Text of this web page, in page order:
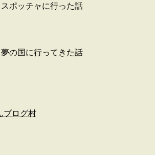
スポッチャに行った話
夢の国に行ってきた話
ブログ村